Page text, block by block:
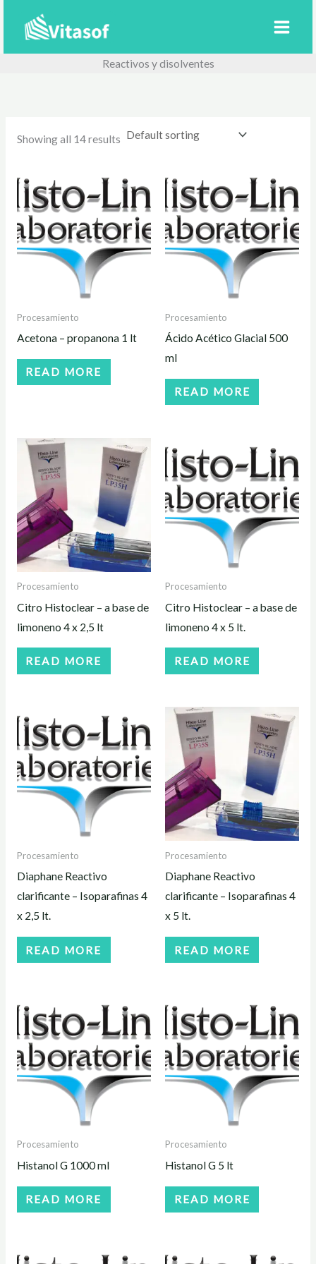
Reactivos y disolventes
Showing all 14 results
Procesamiento
Acetona – propanona 1 lt
READ MORE
Procesamiento
Ácido Acético Glacial 500
ml
READ MORE
Procesamiento
Citro Histoclear – a base de
limoneno 4 x 2,5 lt
READ MORE
Procesamiento
Citro Histoclear – a base de
limoneno 4 x 5 lt.
READ MORE
Procesamiento
Diaphane Reactivo
clarificante – Isoparafinas 4
x 2,5 lt.
READ MORE
Procesamiento
Diaphane Reactivo
clarificante – Isoparafinas 4
x 5 lt.
READ MORE
Procesamiento
Histanol G 1000 ml
READ MORE
Procesamiento
Histanol G 5 lt
READ MORE